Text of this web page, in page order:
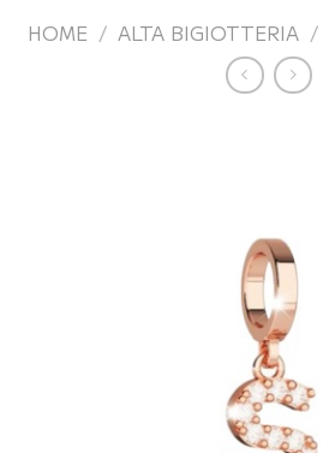
HOME / ALTA BIGIOTTERIA /